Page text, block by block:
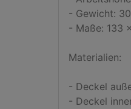
- Gewicht:
- Maße: 133
Materialien:
- Deckel
- Deckel